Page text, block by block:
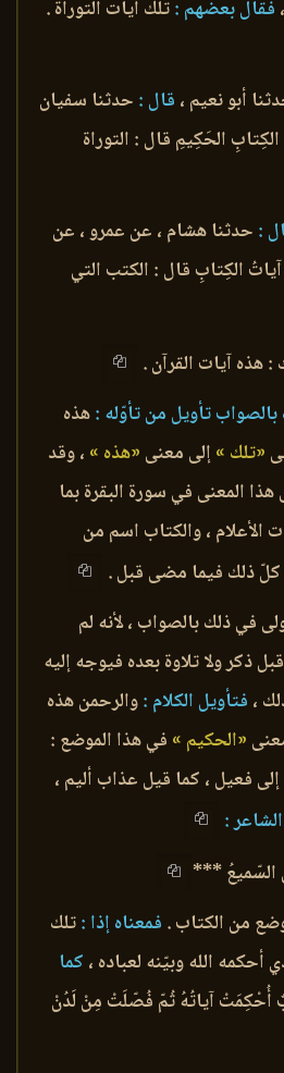
فقال بعضهم :تلك آيات التوراة .
أبو نعيم ، قال : حدثنا سفيان
الحَكِيمِ قال : التوراة
: حدثنا هشام ، عن عمرو ، عن
الكِتابِ قال : الكتب التي
هذه آيات القرآن .
بالصواب تأويل من تأوّله :هذه
«تلك »إلى معنى «هذه » ، وقد
المعنى في سورة البقرة بما
الأعلام ، والكتاب اسم من
كلّ ذلك فيما مضى قبل .
في ذلك بالصواب ، لأنه لم
ذكر ولا تلاوة بعده فيوجه إليه
، فتأويل الكلام :والرحمن هذه
«الحكيم » في هذا الموضع :
فعيل ، كما قيل عذاب أليم ،
:
السّميعُ ***
من الكتاب . فمعناه إذا :تلك
أحكمه الله وبيّنه لعباده ، كما
أُحْكِمَتْ آياتُهُ ثُمّ فُصّلَتْ مِنْ لَدُنْ